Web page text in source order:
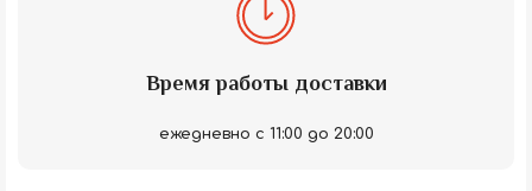
Время работы доставки
ежедневно с 11:00 до 20:00